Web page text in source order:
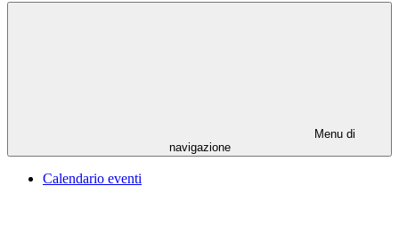
Menu di
navigazione
Calendario eventi